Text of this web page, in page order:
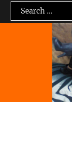
Search
for: